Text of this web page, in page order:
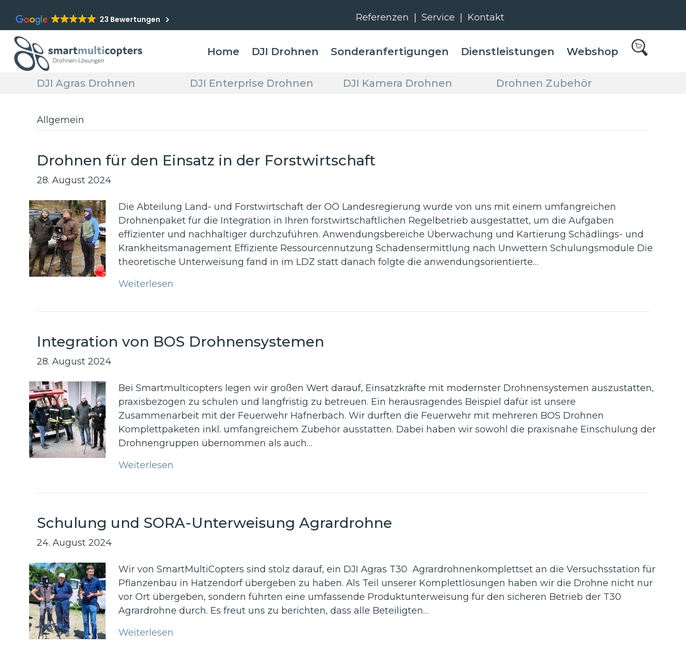
23 Bewertungen Referenzen Service Kontakt
Home DJI Drohnen Sonderanfertigungen Dienstleistungen Webshop
DJI Agras Drohnen DJI Enterprise Drohnen DJI Kamera Drohnen Drohnen Zubehör
Allgemein
Drohnen für den Einsatz in der Forstwirtschaft
28. August 2024
Die Abteilung Land- und Forstwirtschaft der OÖ Landesregierung wurde von uns mit einem umfangreichen
Drohnenpaket für die Integration in Ihren forstwirtschaftlichen Regelbetrieb ausgestattet, um die Aufgaben
effizienter und nachhaltiger durchzuführen. Anwendungsbereiche Überwachung und Kartierung Schädlings- und
Krankheitsmanagement Effiziente Ressourcennutzung Schadensermittlung nach Unwettern Schulungsmodule Die
theoretische Unterweisung fand in im LDZ statt danach folgte die anwendungsorientierte…
Weiterlesen
Integration von BOS Drohnensystemen
28. August 2024
Bei Smartmulticopters legen wir großen Wert darauf, Einsatzkräfte mit modernster Drohnensystemen auszustatten,
praxisbezogen zu schulen und langfristig zu betreuen. Ein herausragendes Beispiel dafür ist unsere
Zusammenarbeit mit der Feuerwehr Hafnerbach. Wir durften die Feuerwehr mit mehreren BOS Drohnen
Komplettpaketen inkl. umfangreichem Zubehör ausstatten. Dabei haben wir sowohl die praxisnahe Einschulung der
Drohnengruppen übernommen als auch…
Weiterlesen
Schulung und SORA-Unterweisung Agrardrohne
24. August 2024
Wir von SmartMultiCopters sind stolz darauf, ein DJI Agras T30 Agrardrohnenkomplettset an die Versuchsstation für
Pflanzenbau in Hatzendorf übergeben zu haben. Als Teil unserer Komplettlösungen haben wir die Drohne nicht nur
vor Ort übergeben, sondern führten eine umfassende Produktunterweisung für den sicheren Betrieb der T30
Agrardrohne durch. Es freut uns zu berichten, dass alle Beteiligten…
Weiterlesen